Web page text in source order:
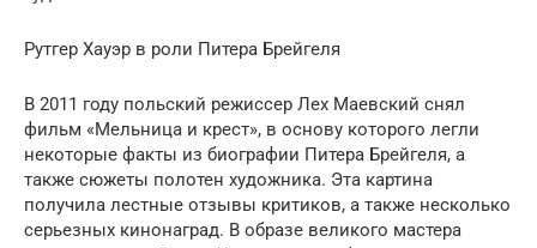
Рутгер Хауэр в роли Питера Брейгеля
В 2011 году польский режиссер Лех Маевский снял
фильм «Мельница и крест», в основу которого легли
некоторые факты из биографии Питера Брейгеля, а
также сюжеты полотен художника. Эта картина
получила лестные отзывы критиков, а также несколько
серьезных кинонаград. В образе великого мастера